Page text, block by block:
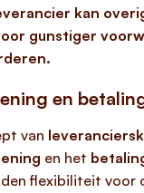
kan
gunstiger
en
van
en het
flexibiliteit voor